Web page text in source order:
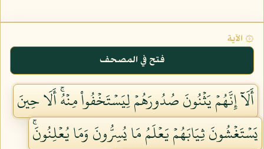
۞ الآية
فتح في المصحف
أَلَآ إِنَّهُمۡ يَثۡنُونَ صُدُورَهُمۡ لِيَسۡتَخۡفُواْ مِنۡهُۚ أَلَا حِينَ
يَسۡتَغۡشُونَ ثِيَابَهُمۡ يَعۡلَمُ مَا يُسِرُّونَ وَمَا يُعۡلِنُونَۚ